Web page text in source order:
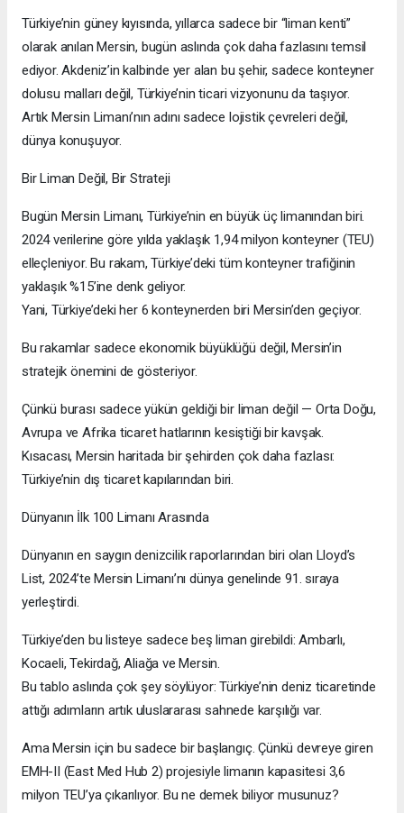
Türkiye’nin güney kıyısında, yıllarca sadece bir “liman kenti”
olarak anılan Mersin, bugün aslında çok daha fazlasını temsil
ediyor. Akdeniz’in kalbinde yer alan bu şehir, sadece konteyner
dolusu malları değil, Türkiye’nin ticari vizyonunu da taşıyor.
Artık Mersin Limanı’nın adını sadece lojistik çevreleri değil,
dünya konuşuyor.
Bir Liman Değil, Bir Strateji
Bugün Mersin Limanı, Türkiye’nin en büyük üç limanından biri.
2024 verilerine göre yılda yaklaşık 1,94 milyon konteyner (TEU)
elleçleniyor. Bu rakam, Türkiye’deki tüm konteyner trafiğinin
yaklaşık %15’ine denk geliyor.
Yani, Türkiye’deki her 6 konteynerden biri Mersin’den geçiyor.
Bu rakamlar sadece ekonomik büyüklüğü değil, Mersin’in
stratejik önemini de gösteriyor.
Çünkü burası sadece yükün geldiği bir liman değil — Orta Doğu,
Avrupa ve Afrika ticaret hatlarının kesiştiği bir kavşak.
Kısacası, Mersin haritada bir şehirden çok daha fazlası:
Türkiye’nin dış ticaret kapılarından biri.
Dünyanın İlk 100 Limanı Arasında
Dünyanın en saygın denizcilik raporlarından biri olan Lloyd’s
List, 2024’te Mersin Limanı’nı dünya genelinde 91. sıraya
yerleştirdi.
Türkiye’den bu listeye sadece beş liman girebildi: Ambarlı,
Kocaeli, Tekirdağ, Aliağa ve Mersin.
Bu tablo aslında çok şey söylüyor: Türkiye’nin deniz ticaretinde
attığı adımların artık uluslararası sahnede karşılığı var.
Ama Mersin için bu sadece bir başlangıç. Çünkü devreye giren
EMH-II (East Med Hub 2) projesiyle limanın kapasitesi 3,6
milyon TEU’ya çıkarılıyor. Bu ne demek biliyor musunuz?